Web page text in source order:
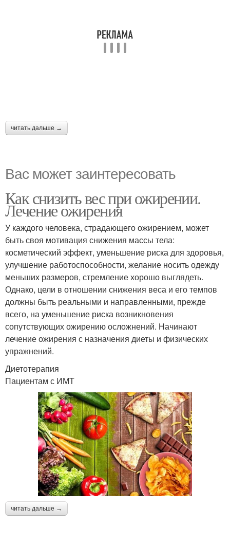
читать дальше →
Вас может заинтересовать
Как снизить вес при ожирении.
Лечение ожирения
У каждого человека, страдающего ожирением, может
быть своя мотивация снижения массы тела:
косметический эффект, уменьшение риска для здоровья,
улучшение работоспособности, желание носить одежду
меньших размеров, стремление хорошо выглядеть.
Однако, цели в отношении снижения веса и его темпов
должны быть реальными и направленными, прежде
всего, на уменьшение риска возникновения
сопутствующих ожирению осложнений. Начинают
лечение ожирения с назначения диеты и физических
упражнений.
Диетотерапия
Пациентам с ИМТ
читать дальше →